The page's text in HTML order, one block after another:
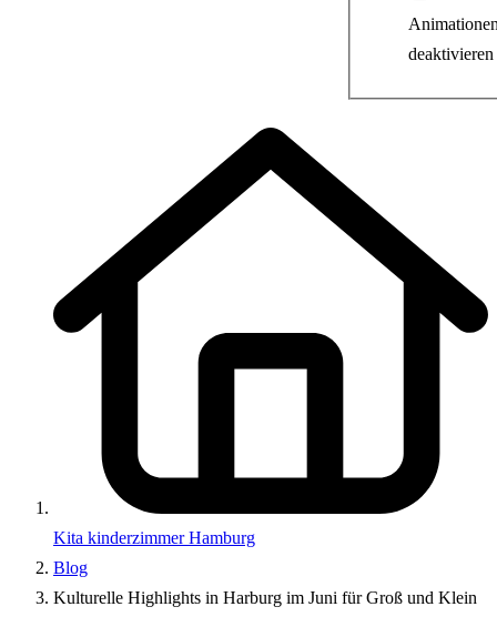
deaktivieren
Kita kinderzimmer Hamburg
Blog
Kulturelle Highlights in Harburg im Juni für Groß und Klein